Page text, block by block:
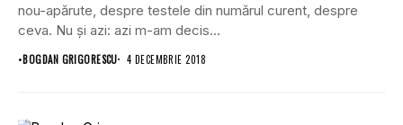
nou-apărute, despre testele din numărul curent, despre
ceva. Nu și azi: azi m-am decis...
•BOGDAN GRIGORESCU 4 DECEMBRIE 2018